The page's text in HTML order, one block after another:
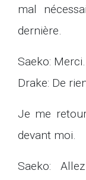
mal
dernière.
Saeko: Merci.
Drake: De
Je me
devant moi.
Saeko: